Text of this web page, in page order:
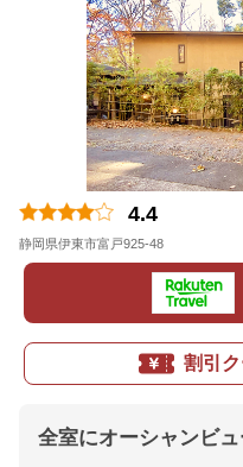
4.4
静岡県伊東市富戸925-48
割引
全室にオーシャンビ